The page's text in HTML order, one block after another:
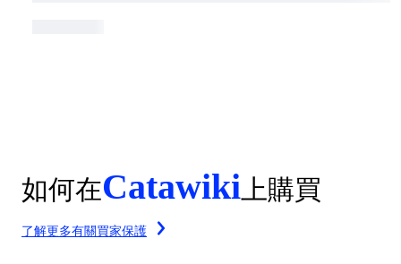
如何在Catawiki 上購買
了解更多有關買家保護